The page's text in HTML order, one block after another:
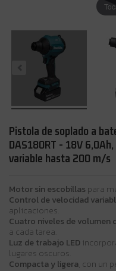
Pistola de soplado a
DAS180RT - 18V 6,0Ah,
variable hasta 200 m/s
Motor sin escobillas para
Control de velocidad
aplicaciones.
Cuatro niveles de volumen
a cada tarea.
Luz de trabajo LED
lugares oscuros.
Compacta y ligera, con un